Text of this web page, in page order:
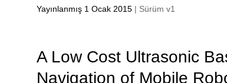
Yayınlanmış 1 Ocak 2015 | Sürüm v1
A Low Cost Ultrasonic
Navigation of Mobile